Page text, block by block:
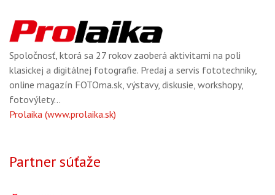
Spoločnosť, ktorá sa 27 rokov zaoberá aktivitami na poli
klasickej a digitálnej fotografie. Predaj a servis fototechniky,
online magazín FOTOma.sk, výstavy, diskusie, workshopy,
fotovýlety...
Prolaika (www.prolaika.sk)
Partner súťaže